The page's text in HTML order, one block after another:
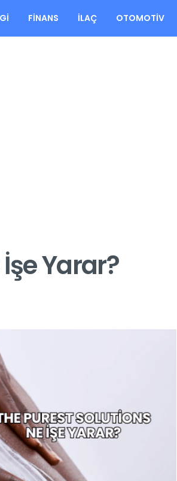
FINANS İLAÇ OTOMOTIV
Yarar?